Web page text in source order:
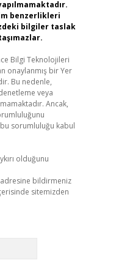
benzerlikleri
bilgiler taslak
Bilgi Teknolojileri
onaylanmış bir Yer
Bu nedenle,
veya
Ancak,
sorumluluğu kabul
olduğunu
adresine bildirmeniz
sitemizden